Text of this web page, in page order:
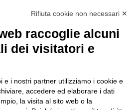
Integrata
Rifiuta cookie non necessari ✕
raccoglie alcuni
dei visitatori e
e i nostri partner utilizziamo i cookie e
accedere ed elaborare i dati
la visita al sito web o la